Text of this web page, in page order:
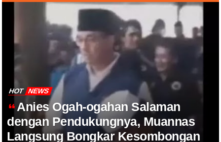
HOT NEWS
Anies Ogah-ogahan Salaman
dengan Pendukungnya, Muannas
Langsung Bongkar Kesombongan